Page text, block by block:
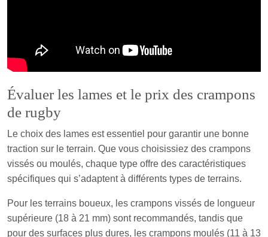
Évaluer les lames et le prix des crampons
de rugby
Le choix des lames est essentiel pour garantir une bonne
traction sur le terrain. Que vous choisissiez des crampons
vissés ou moulés, chaque type offre des caractéristiques
spécifiques qui s’adaptent à différents types de terrains.
Pour les terrains boueux, les crampons vissés de longueur
supérieure (18 à 21 mm) sont recommandés, tandis que
pour des surfaces plus dures, les crampons moulés (11 à 13